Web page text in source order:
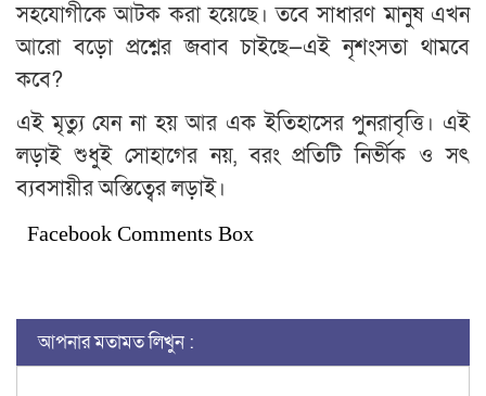
সহযোগীকে আটক করা হয়েছে। তবে সাধারণ মানুষ এখন
আরো বড়ো প্রশ্নের জবাব চাইছে—এই নৃশংসতা থামবে
কবে?
এই মৃত্যু যেন না হয় আর এক ইতিহাসের পুনরাবৃত্তি। এই
লড়াই শুধুই সোহাগের নয়, বরং প্রতিটি নির্ভীক ও সৎ
ব্যবসায়ীর অস্তিত্বের লড়াই।
Facebook Comments Box
আপনার মতামত লিখুন :